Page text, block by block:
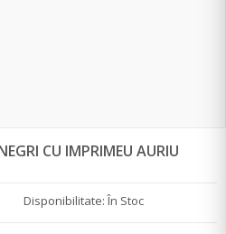
CU IMPRIMEU AURIU
Disponibilitate: În Stoc